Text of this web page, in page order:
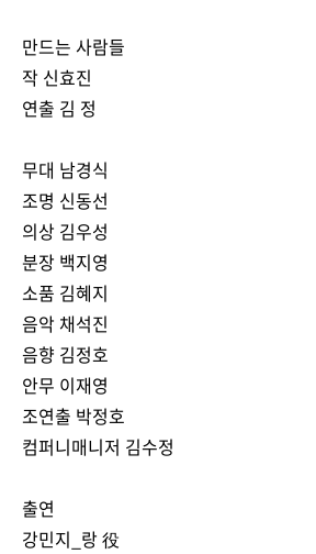
만드는 사람들
작 신효진
연출 김 정
무대 남경식
조명 신동선
의상 김우성
분장 백지영
소품 김혜지
음악 채석진
음향 김정호
안무 이재영
조연출 박정호
컴퍼니매니저 김수정
출연
강민지_랑 役